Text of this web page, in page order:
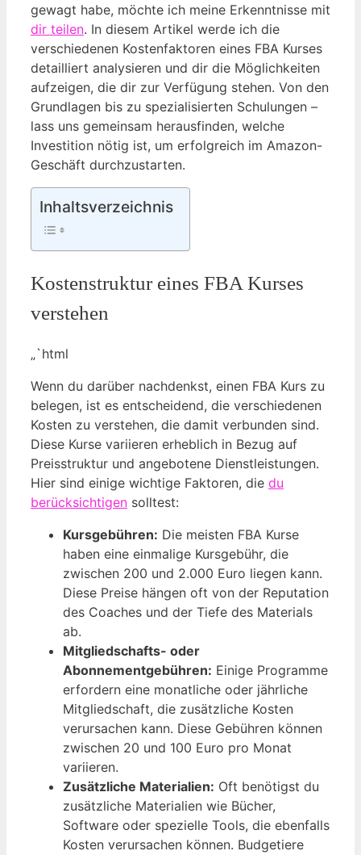
gewagt habe, möchte ich meine Erkenntnisse mit
dir teilen. In diesem Artikel werde ich die
verschiedenen Kostenfaktoren eines FBA Kurses
detailliert analysieren und dir die Möglichkeiten
aufzeigen, die dir zur Verfügung stehen. Von den
Grundlagen bis zu spezialisierten Schulungen –
lass uns gemeinsam herausfinden, welche
Investition nötig ist, um erfolgreich im Amazon-
Geschäft durchzustarten.
Inhaltsverzeichnis
Kostenstruktur eines FBA Kurses
verstehen
„`html
Wenn du darüber nachdenkst, einen FBA Kurs zu
belegen, ist es entscheidend, die verschiedenen
Kosten zu verstehen, die damit verbunden sind.
Diese Kurse variieren erheblich in Bezug auf
Preisstruktur und angebotene Dienstleistungen.
Hier sind einige wichtige Faktoren, die du
berücksichtigen solltest:
Kursgebühren: Die meisten FBA Kurse
haben eine einmalige Kursgebühr, die
zwischen 200 und 2.000 Euro liegen kann.
Diese Preise hängen oft von der Reputation
des Coaches und der Tiefe des Materials
ab.
Mitgliedschafts- oder
Abonnementgebühren: Einige Programme
erfordern eine monatliche oder jährliche
Mitgliedschaft, die zusätzliche Kosten
verursachen kann. Diese Gebühren können
zwischen 20 und 100 Euro pro Monat
variieren.
Zusätzliche Materialien: Oft benötigst du
zusätzliche Materialien wie Bücher,
Software oder spezielle Tools, die ebenfalls
Kosten verursachen können. Budgetiere